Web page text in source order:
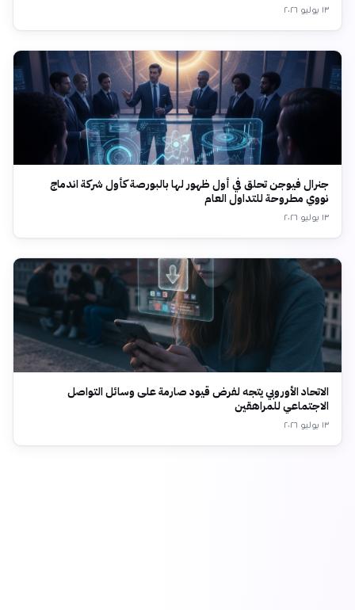
١٣ يوليو ٢٠٢٦
جنرال فيوجن تحلق في أول ظهور لها بالبورصة كأول شركة اندماج
نووي مطروحة للتداول العام
١٣ يوليو ٢٠٢٦
الاتحاد الأوروبي يتجه لفرض قيود صارمة على وسائل التواصل
الاجتماعي للمراهقين
١٣ يوليو ٢٠٢٦